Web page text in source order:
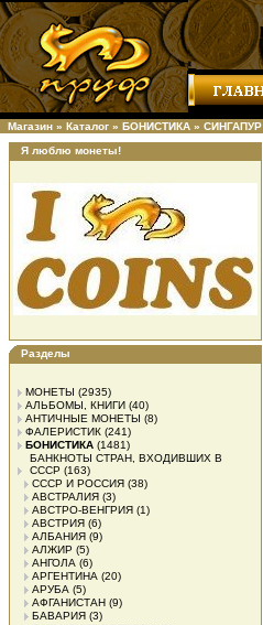
Магазин » Каталог » БОНИСТИКА » СИНГАПУР
Я люблю монеты!
Разделы
МОНЕТЫ (2935)
АЛЬБОМЫ, КНИГИ (40)
АНТИЧНЫЕ МОНЕТЫ (8)
ФАЛЕРИСТИК (241)
БОНИСТИКА (1481)
БАНКНОТЫ СТРАН, ВХОДИВШИХ В
СССР (163)
СССР И РОССИЯ (38)
АВСТРАЛИЯ (3)
АВСТРО-ВЕНГРИЯ (1)
АВСТРИЯ (6)
АЛБАНИЯ (9)
АЛЖИР (5)
АНГОЛА (6)
АРГЕНТИНА (20)
АРУБА (5)
АФГАНИСТАН (9)
БАВАРИЯ (3)